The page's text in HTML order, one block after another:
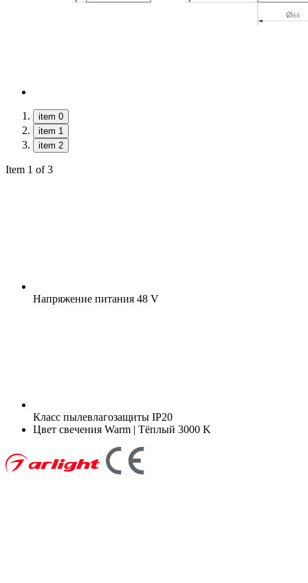
item 0
item 1
item 2
Item 1 of 3
Напряжение питания 48 V
Класс пылевлагозащиты IP20
Цвет свечения Warm | Тёплый 3000 K